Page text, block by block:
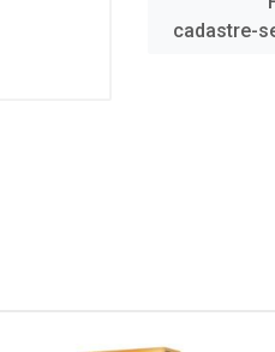
cadastre-